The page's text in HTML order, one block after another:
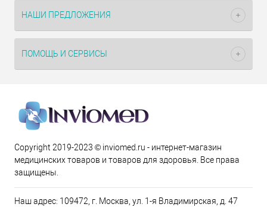
НАШИ ПРЕДЛОЖЕНИЯ
ПОМОЩЬ И СЕРВИСЫ
Copyright 2019-2023 © inviomed.ru - интернет-магазин
медицинских товаров и товаров для здоровья. Все права
защищены.
Наш адрес: 109472, г. Москва, ул. 1-я Владимирская, д. 47